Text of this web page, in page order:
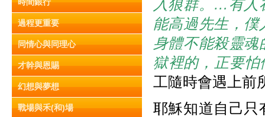
過程更重要
同情心與同理心
才幹與恩賜
幻想與夢想
戰場與禾(和)場
入狼群。…有人
能高過先生，
身體不能殺靈
獄裡的，正要怕
工隨時會遇上前
耶穌知道自己只